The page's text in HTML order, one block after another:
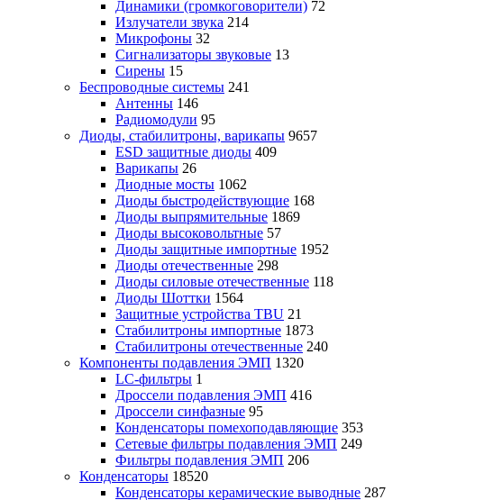
Динамики (громкоговорители) 72
Излучатели звука 214
Микрофоны 32
Сигнализаторы звуковые 13
Сирены 15
Беспроводные системы 241
Антенны 146
Радиомодули 95
Диоды, стабилитроны, варикапы 9657
ESD защитные диоды 409
Варикапы 26
Диодные мосты 1062
Диоды быстродействующие 168
Диоды выпрямительные 1869
Диоды высоковольтные 57
Диоды защитные импортные 1952
Диоды отечественные 298
Диоды силовые отечественные 118
Диоды Шоттки 1564
Защитные устройства TBU 21
Стабилитроны импортные 1873
Стабилитроны отечественные 240
Компоненты подавления ЭМП 1320
LC-фильтры 1
Дроссели подавления ЭМП 416
Дроссели синфазные 95
Конденсаторы помехоподавляющие 353
Сетевые фильтры подавления ЭМП 249
Фильтры подавления ЭМП 206
Конденсаторы 18520
Конденсаторы керамические выводные 287